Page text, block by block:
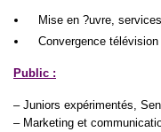
Mise en ?uvre, services
Convergence
Public :
– Juniors expérimentés,
– Marketing et